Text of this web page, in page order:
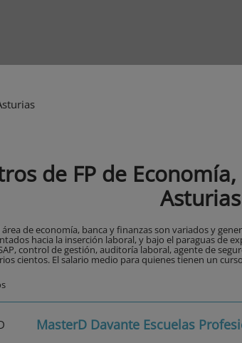
de FP de
Asturias
área de economía, banca y finanzas son variados y
hacia la inserción laboral, y bajo el paraguas de
control de gestión, auditoría laboral, agente de
cientos. El salario medio para quienes tienen un
MasterD Davante Escuelas